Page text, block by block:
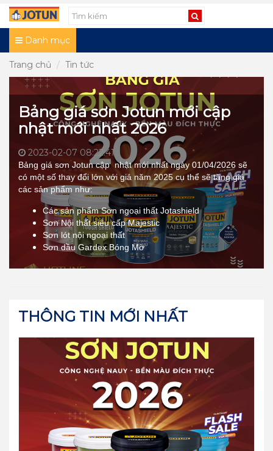
Danh mục
Trang chủ Tin tức
Bảng giá sơn Jotun mới cập
nhật mới nhất 2026
2023-02-07 08:22:41
Bảng giá sơn Jotun cập nhật mới nhất ngày 01/04/2026 sẽ
có một số thay đổi lớn với giá năm 2025 cụ thể sẽ tăng giá
các sản phẩm như:
Các sản phẩm Sơn ngoại thất Jotashield
Sơn Nội thất siêu cấp Majestic
Sơn lót nội ngoại thất
Sơn dầu Gardex Bóng Mờ
THÔNG TIN MỚI NHẤT